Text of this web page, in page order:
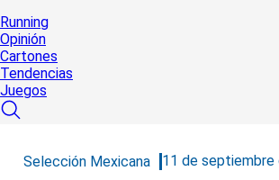
Running
Opinión
Cartones
Tendencias
Juegos
Selección Mexicana 11 de septiembre